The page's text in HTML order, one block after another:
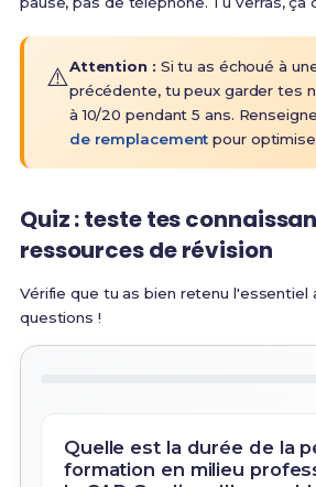
⚠️Attention : Si tu as échoué à
précédente, tu peux garder tes
à 10/20 pendant 5 ans.
de remplacement pour
Quiz : teste tes
ressources de révision
Vérifie que tu as bien retenu l'essentiel
questions !
Quelle est la durée de la
formation en milieu